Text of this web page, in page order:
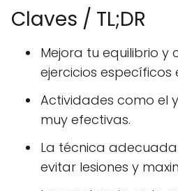
Claves / TL;DR
Mejora tu equilibrio y
ejercicios específicos
Actividades como el
muy efectivas.
La técnica
evitar lesiones y